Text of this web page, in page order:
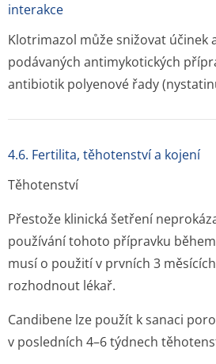
interakce
Klotrimazol může snižovat účinek
podávaných antimykotických
antibiotik polyenové řady
4.6. Fertilita, těhotenství a kojení
Těhotenství
Přestože klinická šetření
používání tohoto přípravku
musí o použití v prvních 3
rozhodnout lékař.
Candibene lze použít k sanaci
v posledních 4–6 týdnech